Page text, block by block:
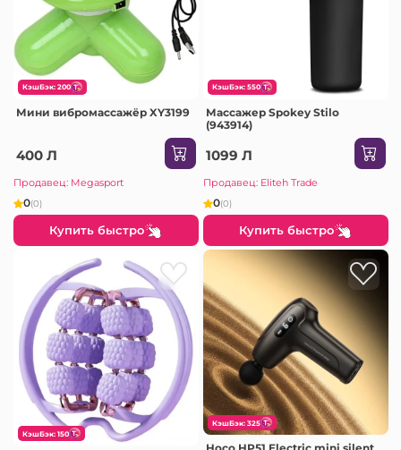
КэшБэк: 200
Мини вибромассажёр XY3199
400 Л
Продавец: Megasport
0(0)
Купить быстро
КэшБэк: 550
Массажер Spokey Stilo
(943914)
1099 Л
Продавец: Eliteh Trade
0(0)
Купить быстро
КэшБэк: 150
КэшБэк: 325